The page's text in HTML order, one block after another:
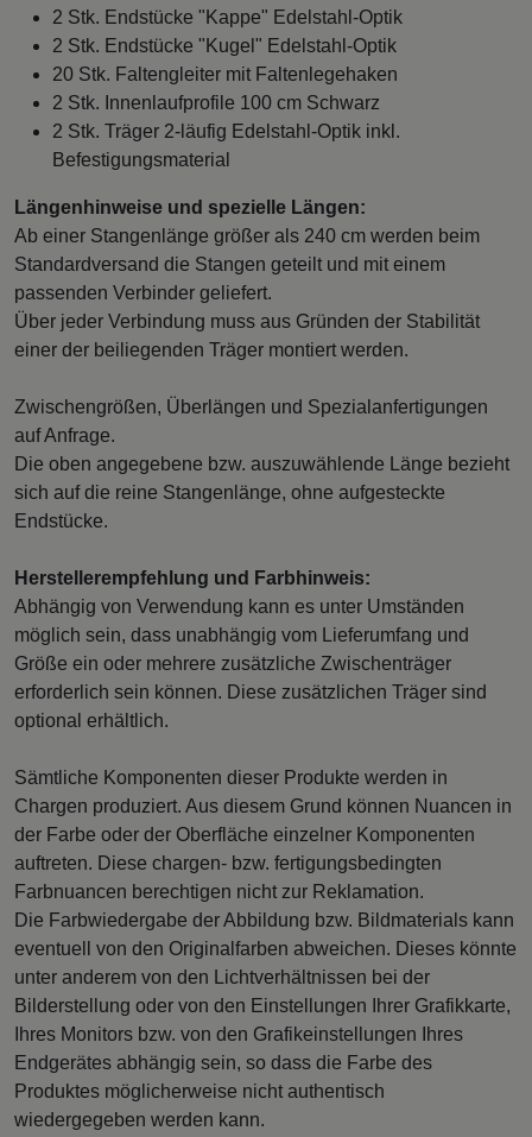
2 Stk. Endstücke "Kappe" Edelstahl-Optik
2 Stk. Endstücke "Kugel" Edelstahl-Optik
20 Stk. Faltengleiter mit Faltenlegehaken
2 Stk. Innenlaufprofile 100 cm Schwarz
2 Stk. Träger 2-läufig Edelstahl-Optik inkl.
Befestigungsmaterial
Längenhinweise und spezielle Längen:
Ab einer Stangenlänge größer als 240 cm werden beim
Standardversand die Stangen geteilt und mit einem
passenden Verbinder geliefert.
Über jeder Verbindung muss aus Gründen der Stabilität
einer der beiliegenden Träger montiert werden.
Zwischengrößen, Überlängen und Spezialanfertigungen
auf Anfrage.
Die oben angegebene bzw. auszuwählende Länge bezieht
sich auf die reine Stangenlänge, ohne aufgesteckte
Endstücke.
Herstellerempfehlung und Farbhinweis:
Abhängig von Verwendung kann es unter Umständen
möglich sein, dass unabhängig vom Lieferumfang und
Größe ein oder mehrere zusätzliche Zwischenträger
erforderlich sein können. Diese zusätzlichen Träger sind
optional erhältlich.
Sämtliche Komponenten dieser Produkte werden in
Chargen produziert. Aus diesem Grund können Nuancen in
der Farbe oder der Oberfläche einzelner Komponenten
auftreten. Diese chargen- bzw. fertigungsbedingten
Farbnuancen berechtigen nicht zur Reklamation.
Die Farbwiedergabe der Abbildung bzw. Bildmaterials kann
eventuell von den Originalfarben abweichen. Dieses könnte
unter anderem von den Lichtverhältnissen bei der
Bilderstellung oder von den Einstellungen Ihrer Grafikkarte,
Ihres Monitors bzw. von den Grafikeinstellungen Ihres
Endgerätes abhängig sein, so dass die Farbe des
Produktes möglicherweise nicht authentisch
wiedergegeben werden kann.